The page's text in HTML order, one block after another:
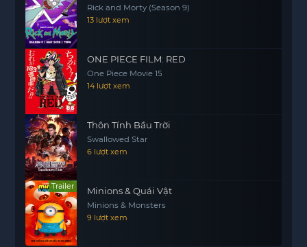
Rick and Morty (Season 9)
13 lượt xem
ONE PIECE FILM: RED
One Piece Movie 15
14 lượt xem
Thôn Tính Bầu Trời
Swallowed Star
6 lượt xem
Trailer Minions & Quái Vật
Minions & Monsters
9 lượt xem